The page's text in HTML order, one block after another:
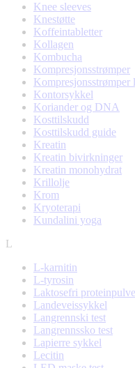
Knee sleeves
Knestøtte
Koffeintabletter
Kollagen
Kombucha
Kompresjonsstrømper
Kompresjonsstrømper
Kontorsykkel
Koriander og DNA
Kosttilskudd
Kosttilskudd guide
Kreatin
Kreatin bivirkninger
Kreatin monohydrat
Krillolje
Krom
Kryoterapi
Kundalini yoga
L
L-karnitin
L-tyrosin
Laktosefri
Landeveissykkel
Langrennski test
Langrennssko test
Lapierre sykkel
Lecitin